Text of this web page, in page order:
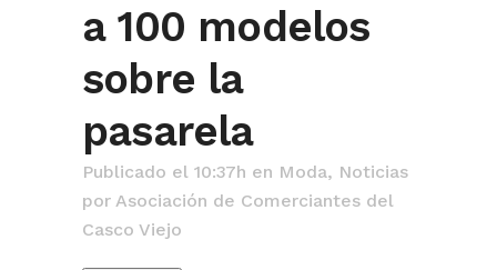
a 100 modelos
sobre la
pasarela
Publicado el 10:37h en Moda, Noticias
por Asociación de Comerciantes del
Casco Viejo